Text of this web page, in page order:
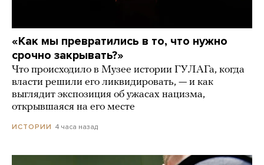
«Как мы превратились в то, что нужно
срочно закрывать?»
Что происходило в Музее истории ГУЛАГа, когда
власти решили его ликвидировать, — и как
выглядит экспозиция об ужасах нацизма,
открывшаяся на его месте
ИСТОРИИ 4 часа назад